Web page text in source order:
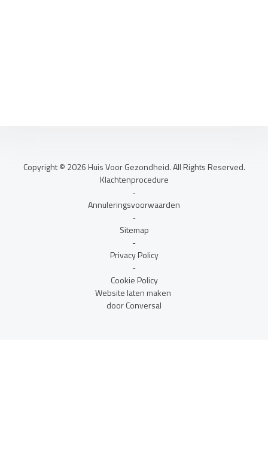
Copyright © 2026 Huis Voor Gezondheid. All Rights Reserved.
Klachtenprocedure
-
Annuleringsvoorwaarden
-
Sitemap
-
Privacy Policy
-
Cookie Policy
Website laten maken
door Conversal